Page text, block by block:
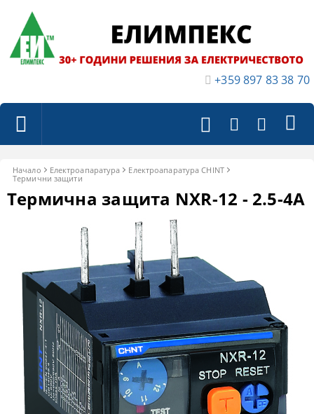
+359 897 83 38 70
Начало Електроапаратура
Eлектроапаратура CHINT
Термични защити
Термична защита NXR-12 - 2.5-4A